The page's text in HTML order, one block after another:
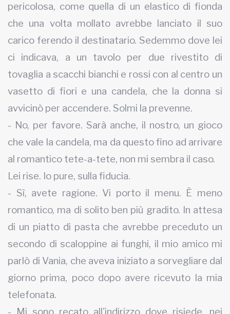
pericolosa, come quella di un elastico di fionda
che una volta mollato avrebbe lanciato il suo
carico ferendo il destinatario. Sedemmo dove lei
ci indicava, a un tavolo per due rivestito di
tovaglia a scacchi bianchi e rossi con al centro un
vasetto di fiori e una candela, che la donna si
avvicinò per accendere. Solmi la prevenne.
- No, per favore. Sarà anche, il nostro, un gioco
che vale la candela, ma da questo fino ad arrivare
al romantico tete-a-tete, non mi sembra il caso.
Lei rise. Io pure, sulla fiducia.
- Sì, avete ragione. Vi porto il menu. È meno
romantico, ma di solito ben più gradito. In attesa
di un piatto di pasta che avrebbe preceduto un
secondo di scaloppine ai funghi, il mio amico mi
parlò di Vania, che aveva iniziato a sorvegliare dal
giorno prima, poco dopo avere ricevuto la mia
telefonata.